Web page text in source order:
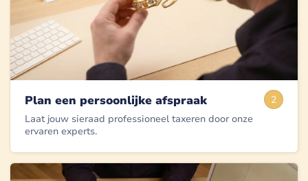
2
Plan een persoonlijke afspraak
Laat jouw sieraad professioneel taxeren door onze
ervaren experts.